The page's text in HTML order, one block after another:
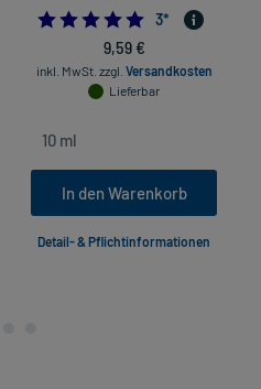
5.0
3*
9,59 €
inkl. MwSt. zzgl. Versandkosten
Lieferbar
In den Warenkorb
Detail- & Pflichtinformationen